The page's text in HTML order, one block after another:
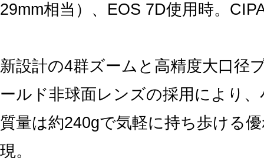
29mm相当）、EOS 7D使用時。
新設計の4群ズームと高精度大口径
ールド非球面レンズの採用により
質量は約240gで気軽に持ち歩ける
現。